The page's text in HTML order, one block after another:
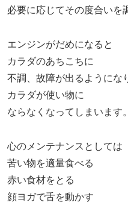
必要に応じてその度合いを
エンジンがだめになると
カラダのあちこちに
不調、故障が出るようにな
カラダが使い物に
ならなくなってしまいます。
心のメンテナンスとしては
苦い物を適量食べる
赤い食材をとる
顔ヨガで舌を動かす